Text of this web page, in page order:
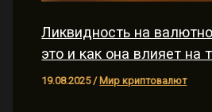
Ликвидность на
это и как она влияет на
19.08.2025 /Мир криптовалют